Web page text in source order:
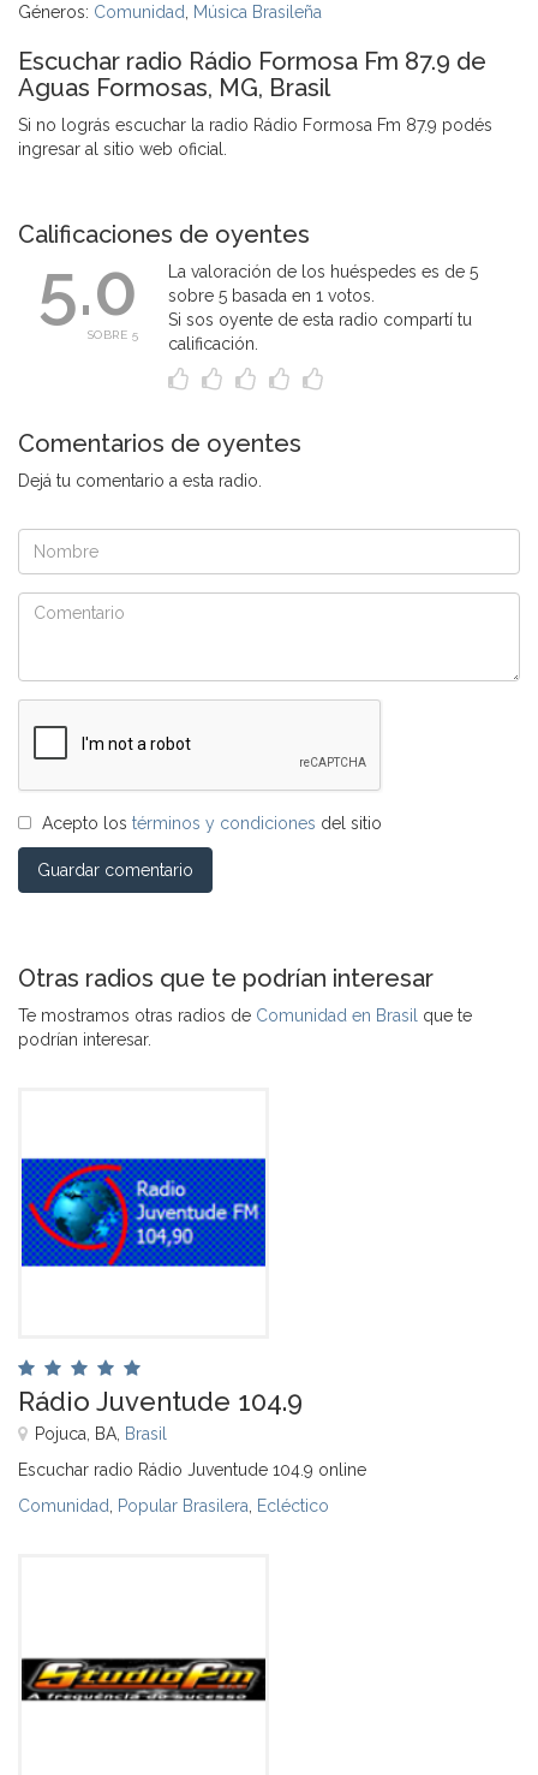
Géneros: Comunidad Música Brasileña
Escuchar radio Rádio Formosa Fm 87.9 de
Aguas Formosas, MG, Brasil
Si no lográs escuchar la radio Rádio Formosa Fm 87.9 podés
ingresar al sitio web oficial.
Calificaciones de oyentes
5.0
SOBRE 5
La valoración de los huéspedes es de 5
sobre 5 basada en 1 votos.
Si sos oyente de esta radio compartí tu
calificación.
Comentarios de oyentes
Dejá tu comentario a esta radio.
Acepto los términos y condiciones del sitio
Guardar comentario
Otras radios que te podrían interesar
Te mostramos otras radios de Comunidad en Brasil que te
podrían interesar.
Rádio Juventude 104.9
Pojuca, BA, Brasil
Escuchar radio Rádio Juventude 104.9 online
Comunidad Popular Brasilera Ecléctico